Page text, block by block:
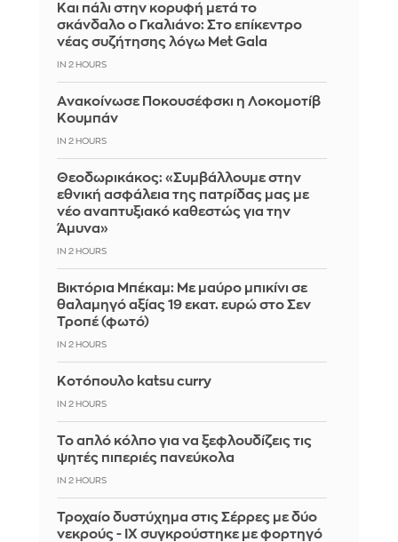
Και πάλι στην κορυφή μετά το
σκάνδαλο ο Γκαλιάνο: Στο επίκεντρο
νέας συζήτησης λόγω Met Gala
IN 2 HOURS
Aνακοίνωσε Ποκουσέφσκι η Λοκομοτίβ
Κουμπάν
IN 2 HOURS
Θεοδωρικάκος: «Συμβάλλουμε στην
εθνική ασφάλεια της πατρίδας μας με
νέο αναπτυξιακό καθεστώς για την
Άμυνα»
IN 2 HOURS
Βικτόρια Μπέκαμ: Με μαύρο μπικίνι σε
θαλαμηγό αξίας 19 εκατ. ευρώ στο Σεν
Τροπέ (φωτό)
IN 2 HOURS
Κοτόπουλο katsu curry
IN 2 HOURS
Το απλό κόλπο για να ξεφλουδίζεις τις
ψητές πιπεριές πανεύκολα
IN 2 HOURS
Τροχαίο δυστύχημα στις Σέρρες με δύο
νεκρούς - ΙΧ συγκρούστηκε με φορτηγό